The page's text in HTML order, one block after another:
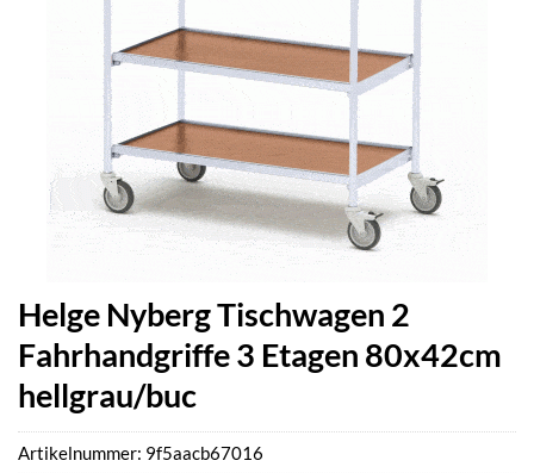
Helge Nyberg Tischwagen 2
Fahrhandgriffe 3 Etagen 80x42cm
hellgrau/buc
Artikelnummer: 9f5aacb67016